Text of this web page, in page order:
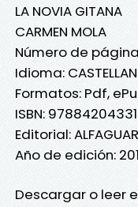
LA NOVIA GITANA
CARMEN MOLA
Número de
Idioma:
Formatos: Pdf,
ISBN:
Editorial:
Año de edición:
Descargar o leer